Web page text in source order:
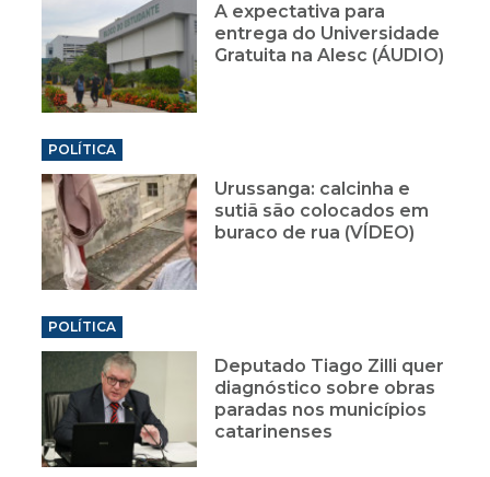
A expectativa para
entrega do Universidade
Gratuita na Alesc (ÁUDIO)
POLÍTICA
Urussanga: calcinha e
sutiã são colocados em
buraco de rua (VÍDEO)
POLÍTICA
Deputado Tiago Zilli quer
diagnóstico sobre obras
paradas nos municípios
catarinenses